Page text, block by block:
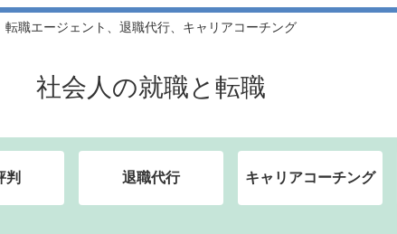
転職エージェント、退職代行、キャリアコーチング
社会人の就職と転職
判 退職代行 キャリアコーチング